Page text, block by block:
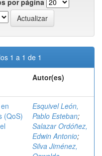
por página
1 a 1 de 1
Autor(es)
(QoS)
Esquivel León,
Pablo Esteban;
Salazar Ordóñez,
Edwin Antonio;
Silva Jiménez,